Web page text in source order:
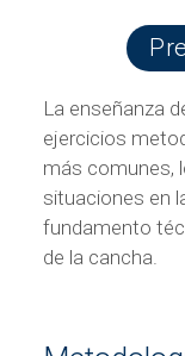
La enseñanza
ejercicios
más comunes,
situaciones en
fundamento
de la cancha.